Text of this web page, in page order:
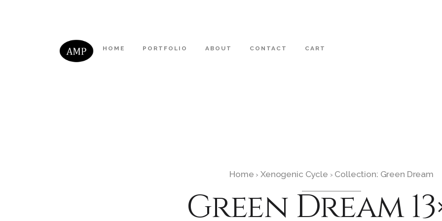
HOME PORTFOLIO ABOUT CONTACT CART
Home › Xenogenic Cycle › Collection: Green Dream
Green Dream